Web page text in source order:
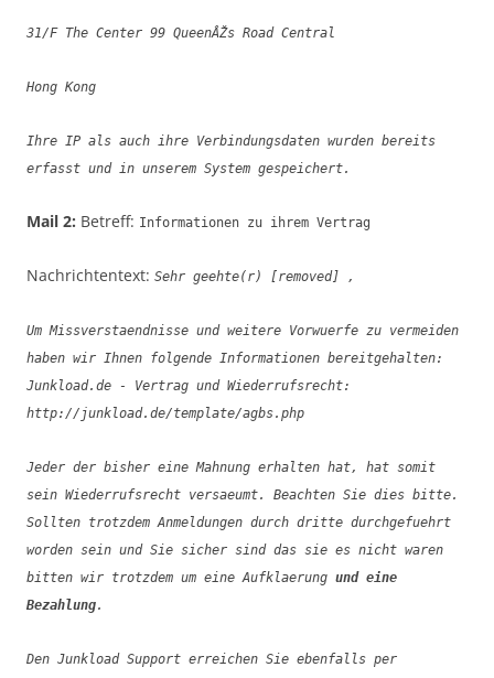
31/F The Center 99 QueenÂŽs Road Central
Hong Kong
Ihre IP als auch ihre Verbindungsdaten wurden bereits
erfasst und in unserem System gespeichert.
Mail 2: Betreff: Informationen zu ihrem Vertrag
Nachrichtentext: Sehr geehte(r) [removed] ,
Um Missverstaendnisse und weitere Vorwuerfe zu vermeiden
haben wir Ihnen folgende Informationen bereitgehalten:
Junkload.de - Vertrag und Wiederrufsrecht:
http://junkload.de/template/agbs.php
Jeder der bisher eine Mahnung erhalten hat, hat somit
sein Wiederrufsrecht versaeumt. Beachten Sie dies bitte.
Sollten trotzdem Anmeldungen durch dritte durchgefuehrt
worden sein und Sie sicher sind das sie es nicht waren
bitten wir trotzdem um eine Aufklaerung und eine
Bezahlung.
Den Junkload Support erreichen Sie ebenfalls per